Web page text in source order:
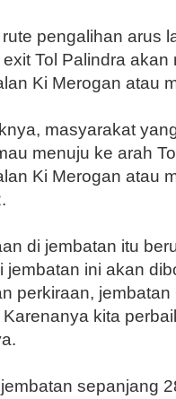
pengalihan arus
Tol Palindra
Ki Merogan atau
masyarakat
menuju ke arah
Ki Merogan atau
di jembatan itu
jembatan ini akan
perkiraan,
kita
sepanjang